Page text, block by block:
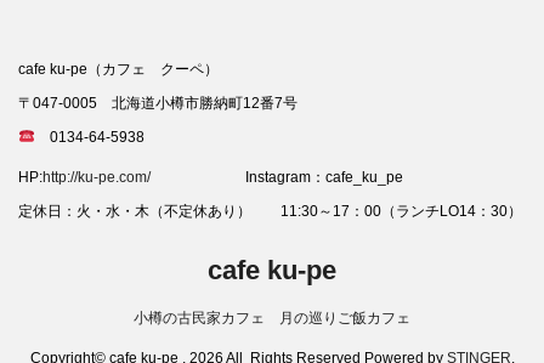
cafe ku-pe（カフェ クーペ）
〒047-0005 北海道小樽市勝納町12番7号
0134-64-5938
HP:http://ku-pe.com/
Instagram：cafe_ku_pe
定休日：火・水・木（不定休あり） 11:30～17：00（ランチLO14：30）
cafe ku-pe
小樽の古民家カフェ 月の巡りご飯カフェ
Copyright© cafe ku-pe , 2026 All Rights Reserved Powered by STINGER.